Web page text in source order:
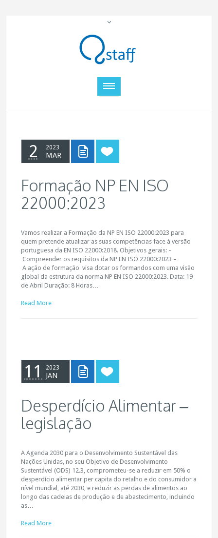
2 2023
MAR
Formação NP EN ISO
22000:2023
Vamos realizar a Formação da NP EN ISO 22000:2023 para
quem pretende atualizar as suas competências face à versão
portuguesa da EN ISO 22000:2018. Objetivos gerais: –
Compreender os requisitos da NP EN ISO 22000:2023 –
A ação de formação visa dotar os formandos com uma visão
global da estrutura da norma NP EN ISO 22000:2023. Data: 19
de Abril Duração: 8 Horas…
Read More
11 2023
JAN
Desperdício Alimentar –
legislação
A Agenda 2030 para o Desenvolvimento Sustentável das
Nações Unidas, no seu Objetivo de Desenvolvimento
Sustentável (ODS) 12.3, comprometeu-se a reduzir em 50% o
desperdício alimentar per capita do retalho e do consumidor a
nível mundial, até 2030, e reduzir as perdas de alimentos ao
longo das cadeias de produção e de abastecimento, incluindo
as…
Read More